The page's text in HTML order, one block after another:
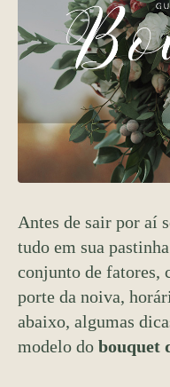
Antes de sair por aí
tudo em sua
conjunto de fatores,
porte da noiva,
abaixo, algumas
modelo do bouquet